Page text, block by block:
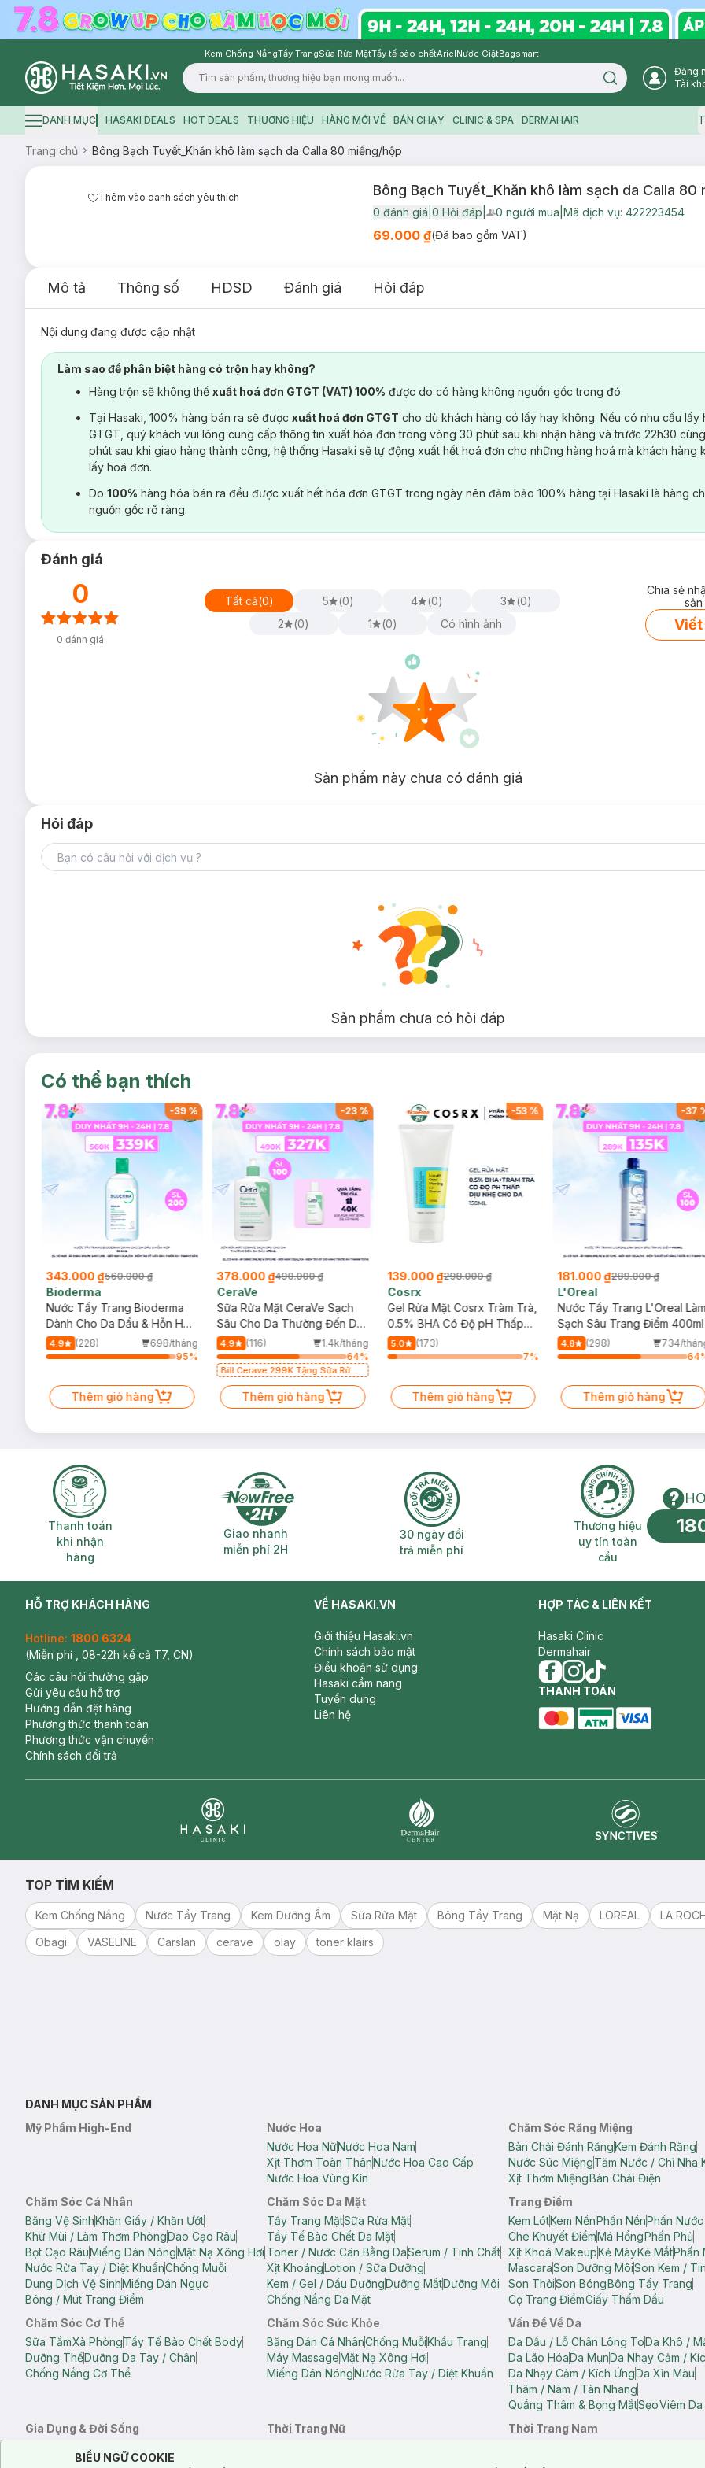
Kem Chống NắngTẩy TrangSữa Rửa MặtTẩy tế bào chếtArielNước GiặtBagsmart
Logo
Search icon
Đăng
Tài
Hamburger icon
DANH MỤC HASAKI DEALS HOT DEALS THƯƠNG HIỆU HÀNG MỚI VỀ BÁN CHẠY CLINIC & SPA DERMAHAIR
Trang chủ Bông Bạch Tuyết_Khăn khô làm sạch da Calla 80 miếng/hộp
Thêm vào danh sách yêu thích Bông Bạch Tuyết_Khăn khô làm sạch da Calla 80
0 đánh giá 0 Hỏi đáp User Product Icon
0 người mua Mã dịch vụ: 422223454
69.000 ₫(Đã bao gồm VAT)
Mô tả Thông số HDSD Đánh giá Hỏi đáp
Nội dung đang được cập nhật
Làm sao để phân biệt hàng có trộn hay không?
Hàng trộn sẽ không thể xuất hoá đơn GTGT (VAT) 100% được do có hàng không nguồn gốc trong đó.
Tại Hasaki, 100% hàng bán ra sẽ được xuất hoá đơn GTGT cho dù khách hàng có lấy hay không. Nếu có nhu cầu lấy
GTGT, quý khách vui lòng cung cấp thông tin xuất hóa đơn trong vòng 30 phút sau khi nhận hàng và trước 22h30
phút sau khi giao hàng thành công, hệ thống Hasaki sẽ tự động xuất hết hoá đơn cho những hàng hoá mà khách hàng
lấy hoá đơn.
Do 100% hàng hóa bán ra đều được xuất hết hóa đơn GTGT trong ngày nên đảm bảo 100% hàng tại Hasaki là hàng
nguồn gốc rõ ràng.
Đánh giá
0
0 đánh giá
Tất cả(0) 5 (0) 4 (0) 3 (0)
2
(0) 1 (0) Có hình ảnh
Chia sẻ
Viết
Sản phẩm này chưa có đánh giá
Hỏi đáp
Sản phẩm chưa có hỏi đáp
Có thể bạn thích
-39%
343.000 ₫560.000 ₫
Bioderma
Nước Tẩy Trang Bioderma
Dành Cho Da Dầu & Hỗn Hợp
500ml
4.9 (228)
698/tháng
95%
Thêm giỏ hàng
-23%
378.000 ₫490.000 ₫
CeraVe
Sữa Rửa Mặt CeraVe Sạch
Sâu Cho Da Thường Đến Da
Dầu 473ml
4.9 (116)
1.4k/tháng
64%
Bill Cerave 299K Tặng Sữa Rửa
Thêm giỏ hàng
-53%
139.000 ₫298.000 ₫
Cosrx
Gel Rửa Mặt Cosrx Tràm Trà,
0.5% BHA Có Độ pH Thấp
150ml
5.0
(173)
7%
Thêm giỏ hàng
-37
181.000 ₫289.000 ₫
L'Oreal
Nước Tẩy Trang L'Oreal
Sạch Sâu Trang Điểm 400ml
4.8 (298)
734/
64
Thêm giỏ hàng
Thanh toán khi nhận hàng
Thanh toán
khi nhận
hàng
Giao nhanh miễn phí 2H
Giao nhanh
miễn phí 2H
30 ngày đổi trả miễn phí
30 ngày đổi
trả miễn phí
Thương hiệu
Thương hiệu
uy tín toàn
cầu
HỖ TRỢ KHÁCH HÀNG
Hotline: 1800 6324
(Miễn phí , 08-22h kể cả T7, CN)
Các câu hỏi thường gặp
Gửi yêu cầu hỗ trợ
Hướng dẫn đặt hàng
Phương thức thanh toán
Phương thức vận chuyển
Chính sách đổi trả
VỀ HASAKI.VN
Giới thiệu Hasaki.vn
Chính sách bảo mật
Điều khoản sử dụng
Hasaki cẩm nang
Tuyển dụng
Liên hệ
HỢP TÁC & LIÊN KẾT
Hasaki Clinic
Dermahair
facebook
instagram
tiktok
THANH TOÁN
TOP TÌM KIẾM
Kem Chống Nắng Nước Tẩy Trang Kem Dưỡng Ẩm Sữa Rửa Mặt Bông Tẩy Trang Mặt Nạ LOREAL
LA
Obagi
VASELINE Carslan cerave olay toner klairs
DANH MỤC SẢN PHẨM
Mỹ Phẩm High-End
Nước Hoa
Nước Hoa NữNước Hoa Nam
Xịt Thơm Toàn ThânNước Hoa Cao Cấp
Nước Hoa Vùng Kín
Chăm Sóc Răng Miệng
Bàn Chải Đánh RăngKem Đánh Răng
Nước Súc MiệngTăm Nước / Chỉ Nha
Xịt Thơm MiệngBàn Chải Điện
Chăm Sóc Cá Nhân
Băng Vệ SinhKhăn Giấy / Khăn Ướt
Khử Mùi / Làm Thơm PhòngDao Cạo Râu
Bọt Cạo RâuMiếng Dán NóngMặt Nạ Xông Hơi
Nước Rửa Tay / Diệt KhuẩnChống Muỗi
Dung Dịch Vệ SinhMiếng Dán Ngực
Bông / Mút Trang Điểm
Chăm Sóc Da Mặt
Tẩy Trang MặtSữa Rửa Mặt
Tẩy Tế Bào Chết Da Mặt
Toner / Nước Cân Bằng DaSerum / Tinh Chất
Xịt KhoángLotion / Sữa Dưỡng
Kem / Gel / Dầu DưỡngDưỡng MắtDưỡng Môi
Chống Nắng Da Mặt
Trang Điểm
Kem LótKem NềnPhấn NềnPhấn
Che Khuyết ĐiểmMá HồngPhấn Phủ
Xịt Khoá MakeupKẻ MàyKẻ MắtPhấn
MascaraSon Dưỡng MôiSon Kem /
Son ThỏiSon BóngBông Tẩy Trang
Cọ Trang ĐiểmGiấy Thấm Dầu
Chăm Sóc Cơ Thể
Sữa TắmXà PhòngTẩy Tế Bào Chết Body
Dưỡng ThểDưỡng Da Tay / Chân
Chống Nắng Cơ Thể
Chăm Sóc Sức Khỏe
Băng Dán Cá NhânChống MuỗiKhẩu Trang
Máy MassageMặt Nạ Xông Hơi
Miếng Dán NóngNước Rửa Tay / Diệt Khuẩn
Vấn Đề Về Da
Da Dầu / Lỗ Chân Lông ToDa Khô /
Da Lão HóaDa MụnDa Nhạy Cảm /
Da Nhạy Cảm / Kích ỨngDa Xỉn Màu
Thâm / Nám / Tàn Nhang
Quầng Thâm & Bọng MắtSẹoViêm
Gia Dụng & Đời Sống
Bông Tắm / Phụ Kiện Tắm
Phụ Kiện Điện Thoại Quạt Cầm Tay / Quạt Mini
Thời Trang Nữ
Thời Trang Nam
Cookie Consent
Notice about cookies usage
BIỂU NGỮ COOKIE